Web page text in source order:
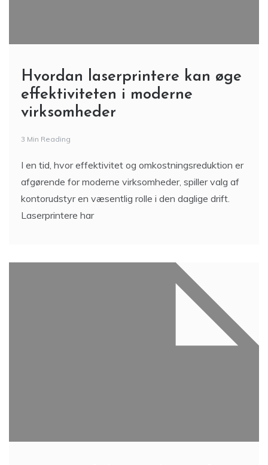
Hvordan laserprintere kan øge
effektiviteten i moderne
virksomheder
3 Min Reading
I en tid, hvor effektivitet og omkostningsreduktion er
afgørende for moderne virksomheder, spiller valg af
kontorudstyr en væsentlig rolle i den daglige drift.
Laserprintere har